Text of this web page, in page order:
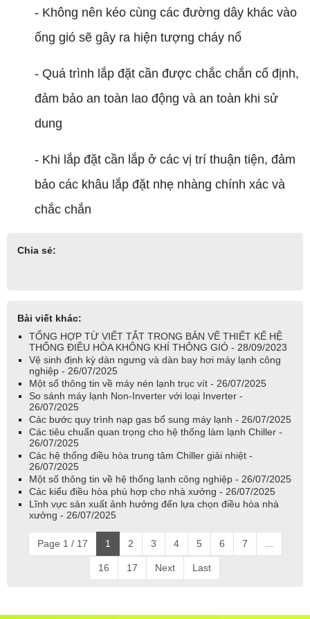
- Không nên kéo cùng các đường dây khác vào
ống gió sẽ gây ra hiện tượng cháy nổ
- Quá trình lắp đặt cần được chắc chắn cố định,
đảm bảo an toàn lao động và an toàn khi sử
dung
- Khi lắp đặt cần lắp ở các vị trí thuận tiện, đảm
bảo các khâu lắp đặt nhẹ nhàng chính xác và
chắc chắn
Chia sẻ:
Bài viết khác:
TỔNG HỢP TỪ VIẾT TẮT TRONG BẢN VẼ THIẾT KẾ HỆ
THỐNG ĐIỀU HÒA KHÔNG KHÍ THÔNG GIÓ - 28/09/2023
Vệ sinh định kỳ dàn ngưng và dàn bay hơi máy lạnh công
nghiệp - 26/07/2025
Một số thông tin về máy nén lạnh trục vít - 26/07/2025
So sánh máy lạnh Non-Inverter với loại Inverter -
26/07/2025
Các bước quy trình nạp gas bổ sung máy lạnh - 26/07/2025
Các tiêu chuẩn quan trọng cho hệ thống làm lạnh Chiller -
26/07/2025
Các hệ thống điều hòa trung tâm Chiller giải nhiệt -
26/07/2025
Một số thông tin về hệ thống lạnh công nghiệp - 26/07/2025
Các kiểu điều hòa phù hợp cho nhà xưởng - 26/07/2025
Lĩnh vực sản xuất ảnh hưởng đến lựa chọn điều hòa nhà
xưởng - 26/07/2025
Page 1 / 17 1 2 3 4 5 6 7
16 17 Next Last